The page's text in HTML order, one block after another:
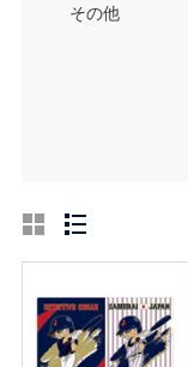
その他